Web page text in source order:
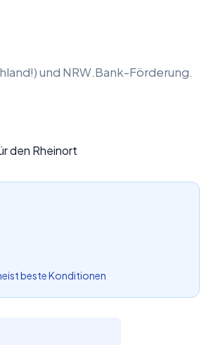
und NRW.Bank-Förderung.
beste Konditionen